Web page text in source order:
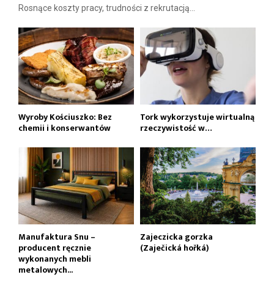
Rosnące koszty pracy, trudności z rekrutacją...
Wyroby Kościuszko: Bez
chemii i konserwantów
Tork wykorzystuje wirtualną
rzeczywistość w…
Manufaktura Snu –
producent ręcznie
wykonanych mebli
metalowych...
Zajeczicka gorzka
(Zaječická hořká)